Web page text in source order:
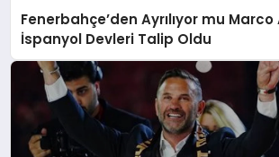
Fenerbahçe’den Ayrılıyor mu Marco
İspanyol Devleri Talip Oldu